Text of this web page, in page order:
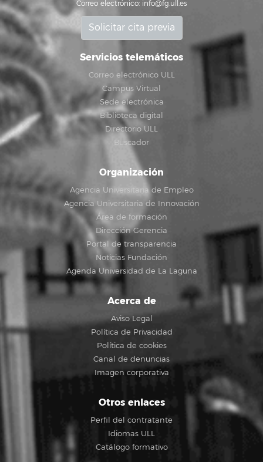
Correo electrónico: info@fg.ull.es
Solicitar cita previa
Servicios telemáticos
Correo electrónico ULL
Campus Virtual
Sede electrónica
Biblioteca digital
Directorio ULL
Buscador
Organización
Agencia Universitaria de Empleo
Agencia Universitaria de Innovación
Área de formación
Dirección Gerencia
Portal de transparencia
Noticias Fundación
Agenda Universidad de La Laguna
Acerca de
Aviso Legal
Política de Privacidad
Política de cookies
Canal de denuncias
Imagen corporativa
Otros enlaces
Perfil del contratante
Idiomas ULL
Catálogo formativo